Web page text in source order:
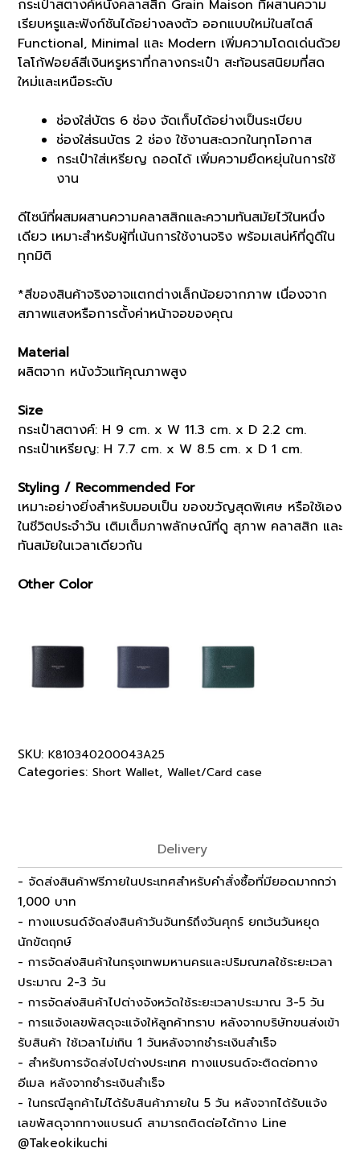
quantity
กระเป๋าสตางค์หนังคลาสสิก Grain Maison ที่ผสานความ
เรียบหรูและฟังก์ชันได้อย่างลงตัว ออกแบบใหม่ในสไตล์
Functional, Minimal และ Modern เพิ่มความโดดเด่นด้วย
โลโก้ฟอยล์สีเงินหรูหราที่กลางกระเป๋า สะท้อนรสนิยมที่สด
ใหม่และเหนือระดับ
ช่องใส่บัตร 6 ช่อง จัดเก็บได้อย่างเป็นระเบียบ
ช่องใส่ธนบัตร 2 ช่อง ใช้งานสะดวกในทุกโอกาส
กระเป๋าใส่เหรียญ ถอดได้ เพิ่มความยืดหยุ่นในการใช้
งาน
ดีไซน์ที่ผสมผสานความคลาสสิกและความทันสมัยไว้ในหนึ่ง
เดียว เหมาะสำหรับผู้ที่เน้นการใช้งานจริง พร้อมเสน่ห์ที่ดูดีใน
ทุกมิติ
*สีของสินค้าจริงอาจแตกต่างเล็กน้อยจากภาพ เนื่องจาก
สภาพแสงหรือการตั้งค่าหน้าจอของคุณ
Material
ผลิตจาก หนังวัวแท้คุณภาพสูง
Size
กระเป๋าสตางค์: H 9 cm. x W 11.3 cm. x D 2.2 cm.
กระเป๋าเหรียญ: H 7.7 cm. x W 8.5 cm. x D 1 cm.
Styling / Recommended For
เหมาะอย่างยิ่งสำหรับมอบเป็น ของขวัญสุดพิเศษ หรือใช้เอง
ในชีวิตประจำวัน เติมเต็มภาพลักษณ์ที่ดู สุภาพ คลาสสิก และ
ทันสมัยในเวลาเดียวกัน
Other Color
SKU: K810340200043A25
Categories: Short Wallet, Wallet/Card case
Delivery
- จัดส่งสินค้าฟรีภายในประเทศสำหรับคำสั่งซื้อที่มียอดมากกว่า
1,000 บาท
- ทางแบรนด์จัดส่งสินค้าวันจันทร์ถึงวันศุกร์ ยกเว้นวันหยุด
นักขัตฤกษ์
- การจัดส่งสินค้าในกรุงเทพมหานครและปริมณฑลใช้ระยะเวลา
ประมาณ 2-3 วัน
- การจัดส่งสินค้าไปต่างจังหวัดใช้ระยะเวลาประมาณ 3-5 วัน
- การแจ้งเลขพัสดุจะแจ้งให้ลูกค้าทราบ หลังจากบริษัทขนส่งเข้า
รับสินค้า ใช้เวลาไม่เกิน 1 วันหลังจากชำระเงินสำเร็จ
- สำหรับการจัดส่งไปต่างประเทศ ทางแบรนด์จะติดต่อทาง
อีเมล หลังจากชำระเงินสำเร็จ
- ในกรณีลูกค้าไม่ได้รับสินค้าภายใน 5 วัน หลังจากได้รับแจ้ง
เลขพัสดุจากทางแบรนด์ สามารถติดต่อได้ทาง Line
@Takeokikuchi